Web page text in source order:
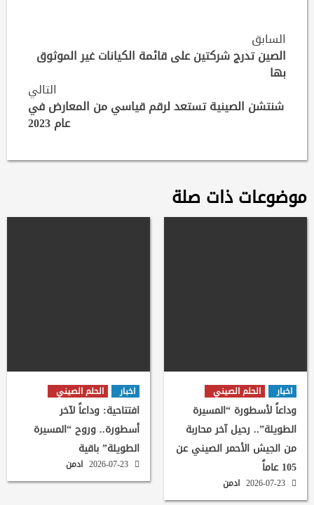
Continue
Reading
السابق
الصين تدرج شركتين على قائمة الكيانات غير الموثوق
بها
التالي
شنتشن الصينية تستعد لرقم قياسي من المعارض في
عام 2023
موضوعات ذات صلة
اخبار الحلم الصيني
وداعاً لأسطورة “المسيرة
الطويلة”.. رحيل آخر محاربة
من الجيش الأحمر الصيني عن
105 عاماً
ادمن
اخبار الحلم الصيني
افتتاحية: وداعاً لآخر
أسطورة.. وروح “المسيرة
الطويلة” باقية
ادمن